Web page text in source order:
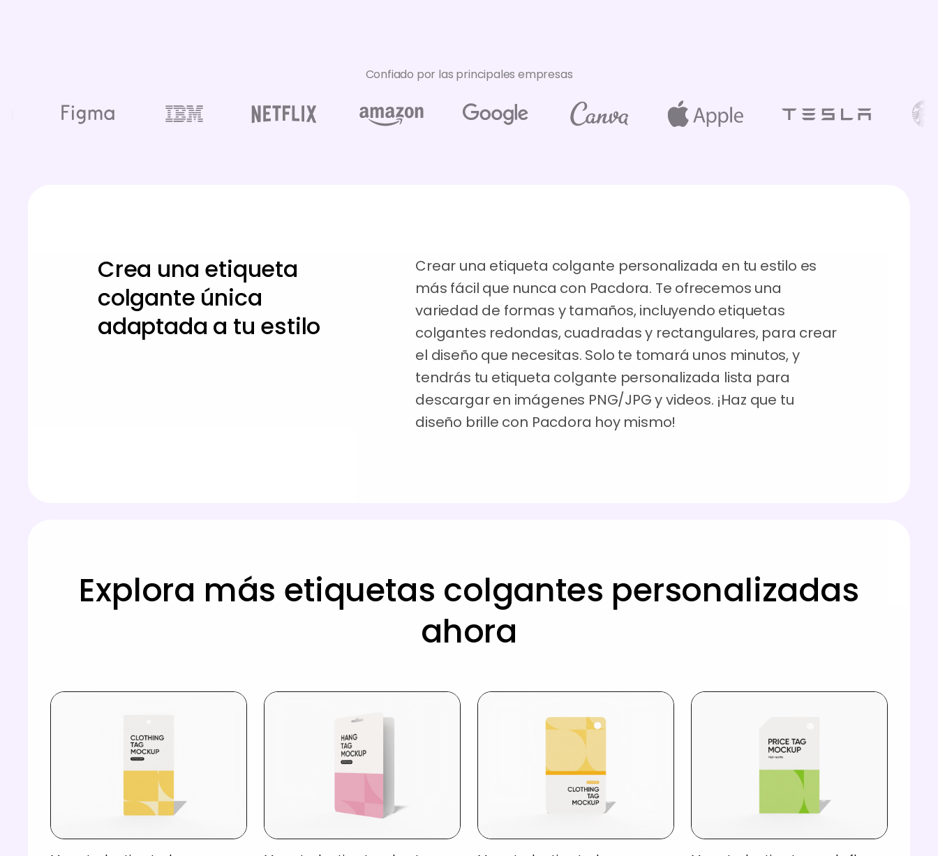
Confiado por las principales empresas
Crea una etiqueta
colgante única
adaptada a tu estilo
Crear una etiqueta colgante personalizada en tu estilo es
más fácil que nunca con Pacdora. Te ofrecemos una
variedad de formas y tamaños, incluyendo etiquetas
colgantes redondas, cuadradas y rectangulares, para crear
el diseño que necesitas. Solo te tomará unos minutos, y
tendrás tu etiqueta colgante personalizada lista para
descargar en imágenes PNG/JPG y videos. ¡Haz que tu
diseño brille con Pacdora hoy mismo!
Explora más etiquetas colgantes personalizadas
ahora